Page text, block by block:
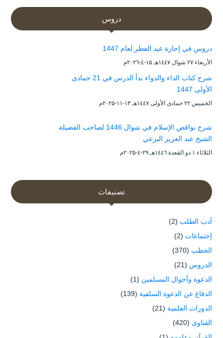
دروس
دروس في إجازة عيد الفطر لعام 1447
الأربعاء ۲۷ شوال ۱٤٤۷هـ ۱۵-٤-۲۰۲٦م
شرح كتاب الداء والدواء بدأ الدرس في 21 جمادى
الأولى 1447
الخميس ۲۲ جمادى الأولى ۱٤٤۷هـ ۱۳-۱۱-۲۰۲۵م
شرح نواقض الإسلام في شوال 1446 لصاحب الفضيلة
الشيخ عبد العزيز البرعي
الثلاثاء ۱ ذو القعدة ۱٤٤٦هـ ۲۹-٤-۲۰۲۵م
تصنيفات
أدب الطلب (2)
إجتماعات (2)
الخطب (370)
الدروس (21)
الدعوة وأحوال المسلمين (1)
الدفاع عن الدعوة السلفية (139)
الدورات العلمية (21)
الفتاوى (420)